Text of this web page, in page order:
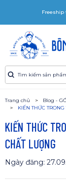
Freeship
Trang chủ
Blog -
KIẾN THỨC
KIẾN THỨC
CHẤT LƯỢNG
Ngày đăng: